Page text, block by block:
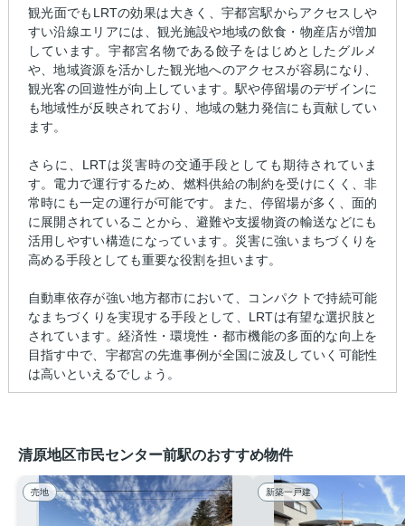
観光面でもLRTの効果は大きく、宇都宮駅からアクセスしや
すい沿線エリアには、観光施設や地域の飲食・物産店が増加
しています。宇都宮名物である餃子をはじめとしたグルメ
や、地域資源を活かした観光地へのアクセスが容易になり、
観光客の回遊性が向上しています。駅や停留場のデザインに
も地域性が反映されており、地域の魅力発信にも貢献してい
ます。
さらに、LRTは災害時の交通手段としても期待されていま
す。電力で運行するため、燃料供給の制約を受けにくく、非
常時にも一定の運行が可能です。また、停留場が多く、面的
に展開されていることから、避難や支援物資の輸送などにも
活用しやすい構造になっています。災害に強いまちづくりを
高める手段としても重要な役割を担います。
自動車依存が強い地方都市において、コンパクトで持続可能
なまちづくりを実現する手段として、LRTは有望な選択肢と
されています。経済性・環境性・都市機能の多面的な向上を
目指す中で、宇都宮の先進事例が全国に波及していく可能性
は高いといえるでしょう。
清原地区市民センター前駅のおすすめ物件
売地 新築一戸建